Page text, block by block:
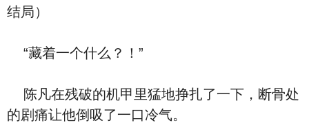
结局）
“藏着一个什么？！”
陈凡在残破的机甲里猛地挣扎了一下，断骨处
的剧痛让他倒吸了一口冷气。